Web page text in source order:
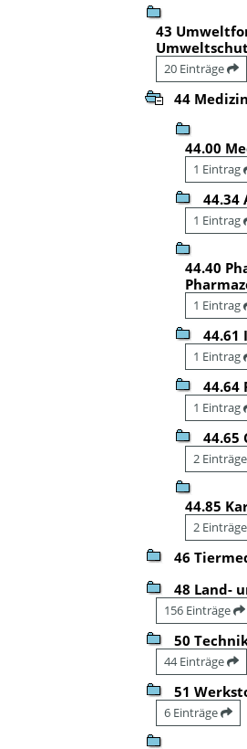
43
20 Einträge
44 Medizin
44.00
1 Eintrag
44.34
1 Eintrag
44.40
1 Eintrag
44.61
1 Eintrag
44.64
1 Eintrag
44.65
2 Einträge
44.85
2 Einträge
46
48 Land-
156 Einträge
50
44 Einträge
51
6 Einträge